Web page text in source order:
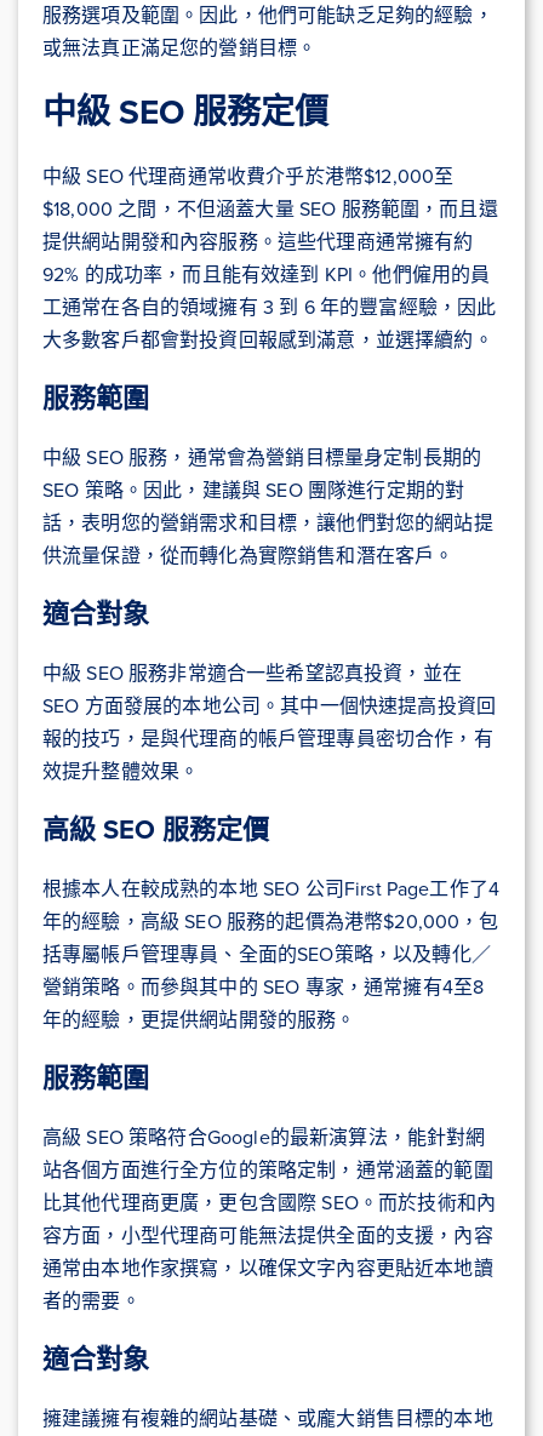
服務選項及範圍。因此，他們可能缺乏足夠的經驗，
或無法真正滿足您的營銷目標。
中級 SEO 服務定價
中級 SEO 代理商通常收費介乎於港幣$12,000至
$18,000 之間，不但涵蓋大量 SEO 服務範圍，而且還
提供網站開發和內容服務。這些代理商通常擁有約
92% 的成功率，而且能有效達到 KPI。他們僱用的員
工通常在各自的領域擁有 3 到 6 年的豐富經驗，因此
大多數客戶都會對投資回報感到滿意，並選擇續約。
服務範圍
中級 SEO 服務，通常會為營銷目標量身定制長期的
SEO 策略。因此，建議與 SEO 團隊進行定期的對
話，表明您的營銷需求和目標，讓他們對您的網站提
供流量保證，從而轉化為實際銷售和潛在客戶。
適合對象
中級 SEO 服務非常適合一些希望認真投資，並在
SEO 方面發展的本地公司。其中一個快速提高投資回
報的技巧，是與代理商的帳戶管理專員密切合作，有
效提升整體效果。
高級 SEO 服務定價
根據本人在較成熟的本地 SEO 公司First Page工作了4
年的經驗，高級 SEO 服務的起價為港幣$20,000，包
括專屬帳戶管理專員、全面的SEO策略，以及轉化／
營銷策略。而參與其中的 SEO 專家，通常擁有4至8
年的經驗，更提供網站開發的服務。
服務範圍
高級 SEO 策略符合Google的最新演算法，能針對網
站各個方面進行全方位的策略定制，通常涵蓋的範圍
比其他代理商更廣，更包含國際 SEO。而於技術和內
容方面，小型代理商可能無法提供全面的支援，內容
通常由本地作家撰寫，以確保文字內容更貼近本地讀
者的需要。
適合對象
擁建議擁有複雜的網站基礎、或龐大銷售目標的本地